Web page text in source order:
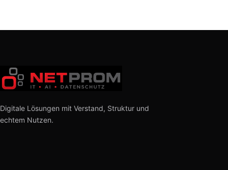
Digitale Lösungen mit Verstand, Struktur und
echtem Nutzen.